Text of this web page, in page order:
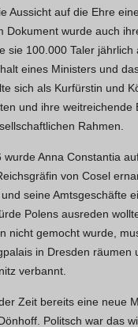
Aussicht auf die Ehre
Dokument wurde auch
sie 100.000 Taler jährlich
eines Ministers und
sich als Kurfürstin und
und ihre weitreichende
Rahmen.
Anna Constantia
von Cosel
seine Amtsgeschäfte
Polens ausreden
nicht gemocht wurde,
in Dresden räumen
verbannt.
Zeit bereits eine neue
Politsch war das